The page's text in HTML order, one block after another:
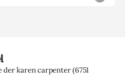
der karen carpenter(6751